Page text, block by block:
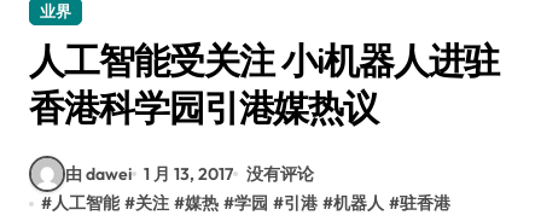
业界
人工智能受关注 小i机器人进驻
香港科学园引港媒热议
由 dawei 1 月 13, 2017 没有评论
#人工智能 #关注 #媒热 #学园 #引港 #机器人 #驻香港